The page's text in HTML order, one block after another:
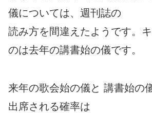
儀については、週刊誌の
読み方を間違えたようです。
のは去年の講書始の儀です。
来年の歌会始の儀と 講書始の
出席される確率は